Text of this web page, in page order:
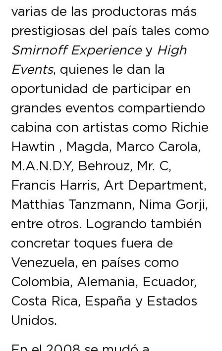
varias de las productoras más
prestigiosas del país tales como
Smirnoff Experiencey High
Events, quienes le dan la
oportunidad de participar en
grandes eventos compartiendo
cabina con artistas como Richie
Hawtin , Magda, Marco Carola,
M.A.N.D.Y, Behrouz, Mr. C,
Francis Harris, Art Department,
Matthias Tanzmann, Nima Gorji,
entre otros. Logrando también
concretar toques fuera de
Venezuela, en países como
Colombia, Alemania, Ecuador,
Costa Rica, España y Estados
Unidos.